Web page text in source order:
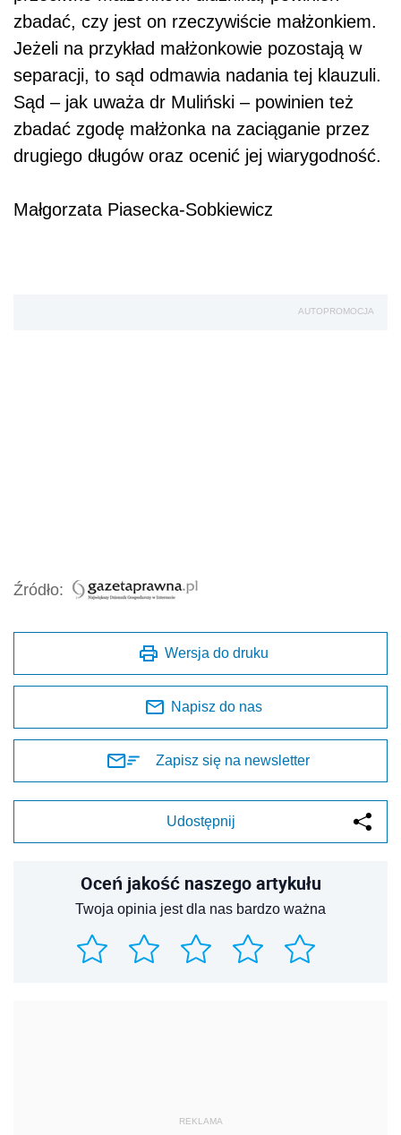
zbadać, czy jest on rzeczywiście małżonkiem.
Jeżeli na przykład małżonkowie pozostają w
separacji, to sąd odmawia nadania tej klauzuli.
Sąd – jak uważa dr Muliński – powinien też
zbadać zgodę małżonka na zaciąganie przez
drugiego długów oraz ocenić jej wiarygodność.
Małgorzata Piasecka-Sobkiewicz
AUTOPROMOCJA
Źródło:
Wersja do druku
Napisz do nas
Zapisz się na newsletter
Udostępnij
Oceń jakość naszego artykułu
Twoja opinia jest dla nas bardzo ważna
REKLAMA